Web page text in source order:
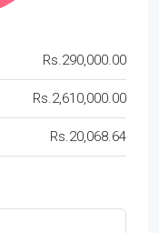
Rs.290,000.00
Rs.2,610,000.00
Rs.20,068.64